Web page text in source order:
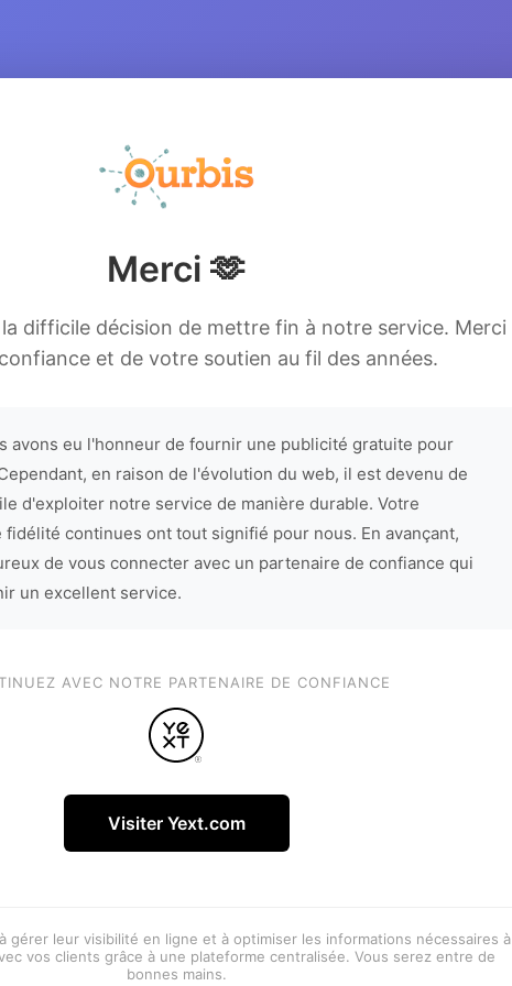
Merci 🫶
difficile décision de mettre fin à notre service. Merci
et de votre soutien au fil des années.
avons eu l'honneur de fournir une publicité gratuite pour
en raison de l'évolution du web, il est devenu de
d'exploiter notre service de manière durable. Votre
continues ont tout signifié pour nous. En avançant,
de vous connecter avec un partenaire de confiance qui
un excellent service.
AVEC NOTRE PARTENAIRE DE CONFIANCE
Visiter Yext.com
gérer leur visibilité en ligne et à optimiser les informations nécessaires à
vos clients grâce à une plateforme centralisée. Vous serez entre de
bonnes mains.